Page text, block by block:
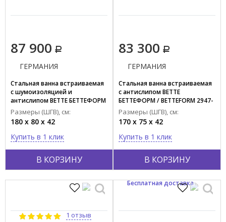
87 900
В КОРЗИНУ
ГЕРМАНИЯ
Стальная ванна встраиваемая
с шумоизоляцией и
антислипом BETTE БЕТТЕФОРМ
/ BETTEFORM 2950-000 AS AD
Размеры (ШГВ), см:
180 x 80 x 42
Купить в 1 клик
83 300
В КОРЗИНУ
ГЕРМАНИЯ
Стальная ванна встраиваемая
с антислипом BETTE
БЕТТЕФОРМ / BETTEFORM 2947-
000 AS AD
Размеры (ШГВ), см:
170 x 75 x 42
Купить в 1 клик
1 отзыв
Бесплатная доставка